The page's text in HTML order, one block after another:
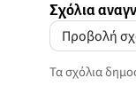
Σχόλια
Προβολή
Τα σχόλια